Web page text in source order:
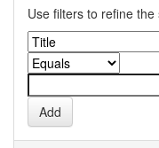
Use filters to refine